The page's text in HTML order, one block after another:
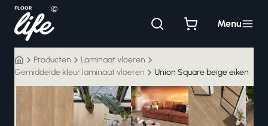
inhoud
Menu
Producten
Laminaat vloeren
Gemiddelde kleur laminaat vloeren
Union Square beige eiken